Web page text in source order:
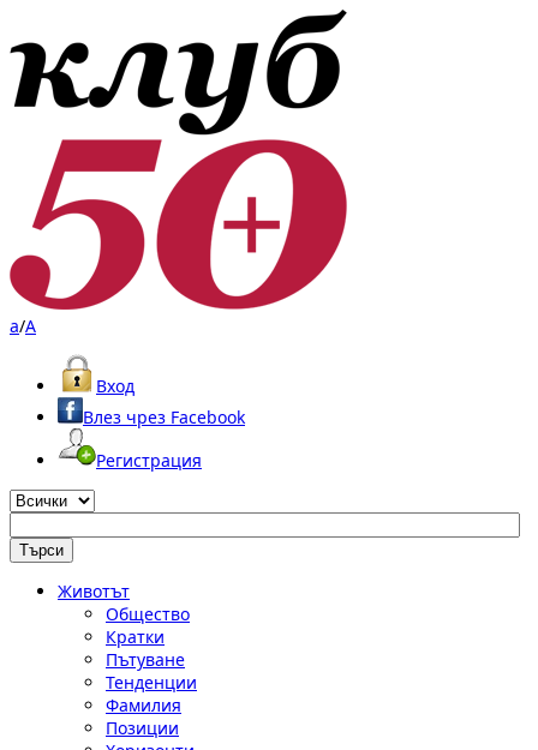
a/A
Вход
Влез чрез Facebook
Регистрация
Животът
Общество
Кратки
Пътуване
Тенденции
Фамилия
Позиции